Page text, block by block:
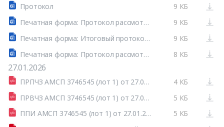
Протокол
9 КБ
Печатная форма: Протокол рассмотрения вторых частей заявок №32615614978-02
9 КБ
Печатная форма: Итоговый протокол №32615614978-03
9 КБ
Печатная форма: Протокол рассмотрения первых частей заявок №32615614978-01
8 КБ
27.01.2026
ПРПЧЗ АМСП 3746545 (лот 1) от 27.01.2026.html
4 КБ
ПРВЧЗ АМСП 3746545 (лот 1) от 27.01.2026.html
5 КБ
ППИ АМСП 3746545 (лот 1) от 27.01.2026.html
5 КБ